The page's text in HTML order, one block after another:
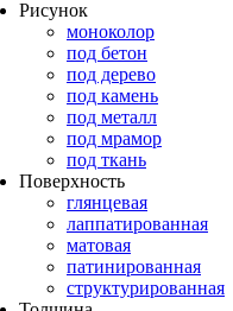
Рисунок
моноколор
под бетон
под дерево
под камень
под металл
под мрамор
под ткань
Поверхность
глянцевая
лаппатированная
матовая
патинированная
структурированная